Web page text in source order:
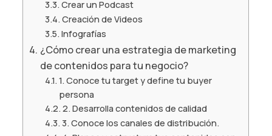
Crear un Podcast
Creación de Videos
Infografías
¿Cómo crear una estrategia de marketing
de contenidos para tu negocio?
1. Conoce tu target y define tu buyer
persona
2. Desarrolla contenidos de calidad
3. Conoce los canales de distribución.